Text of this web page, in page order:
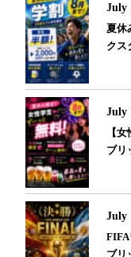
July
夏休
クス
July
【
ブリ
July
FIFA
ブリ